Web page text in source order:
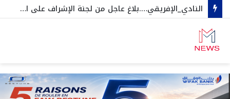
النادي_الإفريقي….بلاغ عاجل من لجنة الإشراف على الجلسات العامة و المنخرطين